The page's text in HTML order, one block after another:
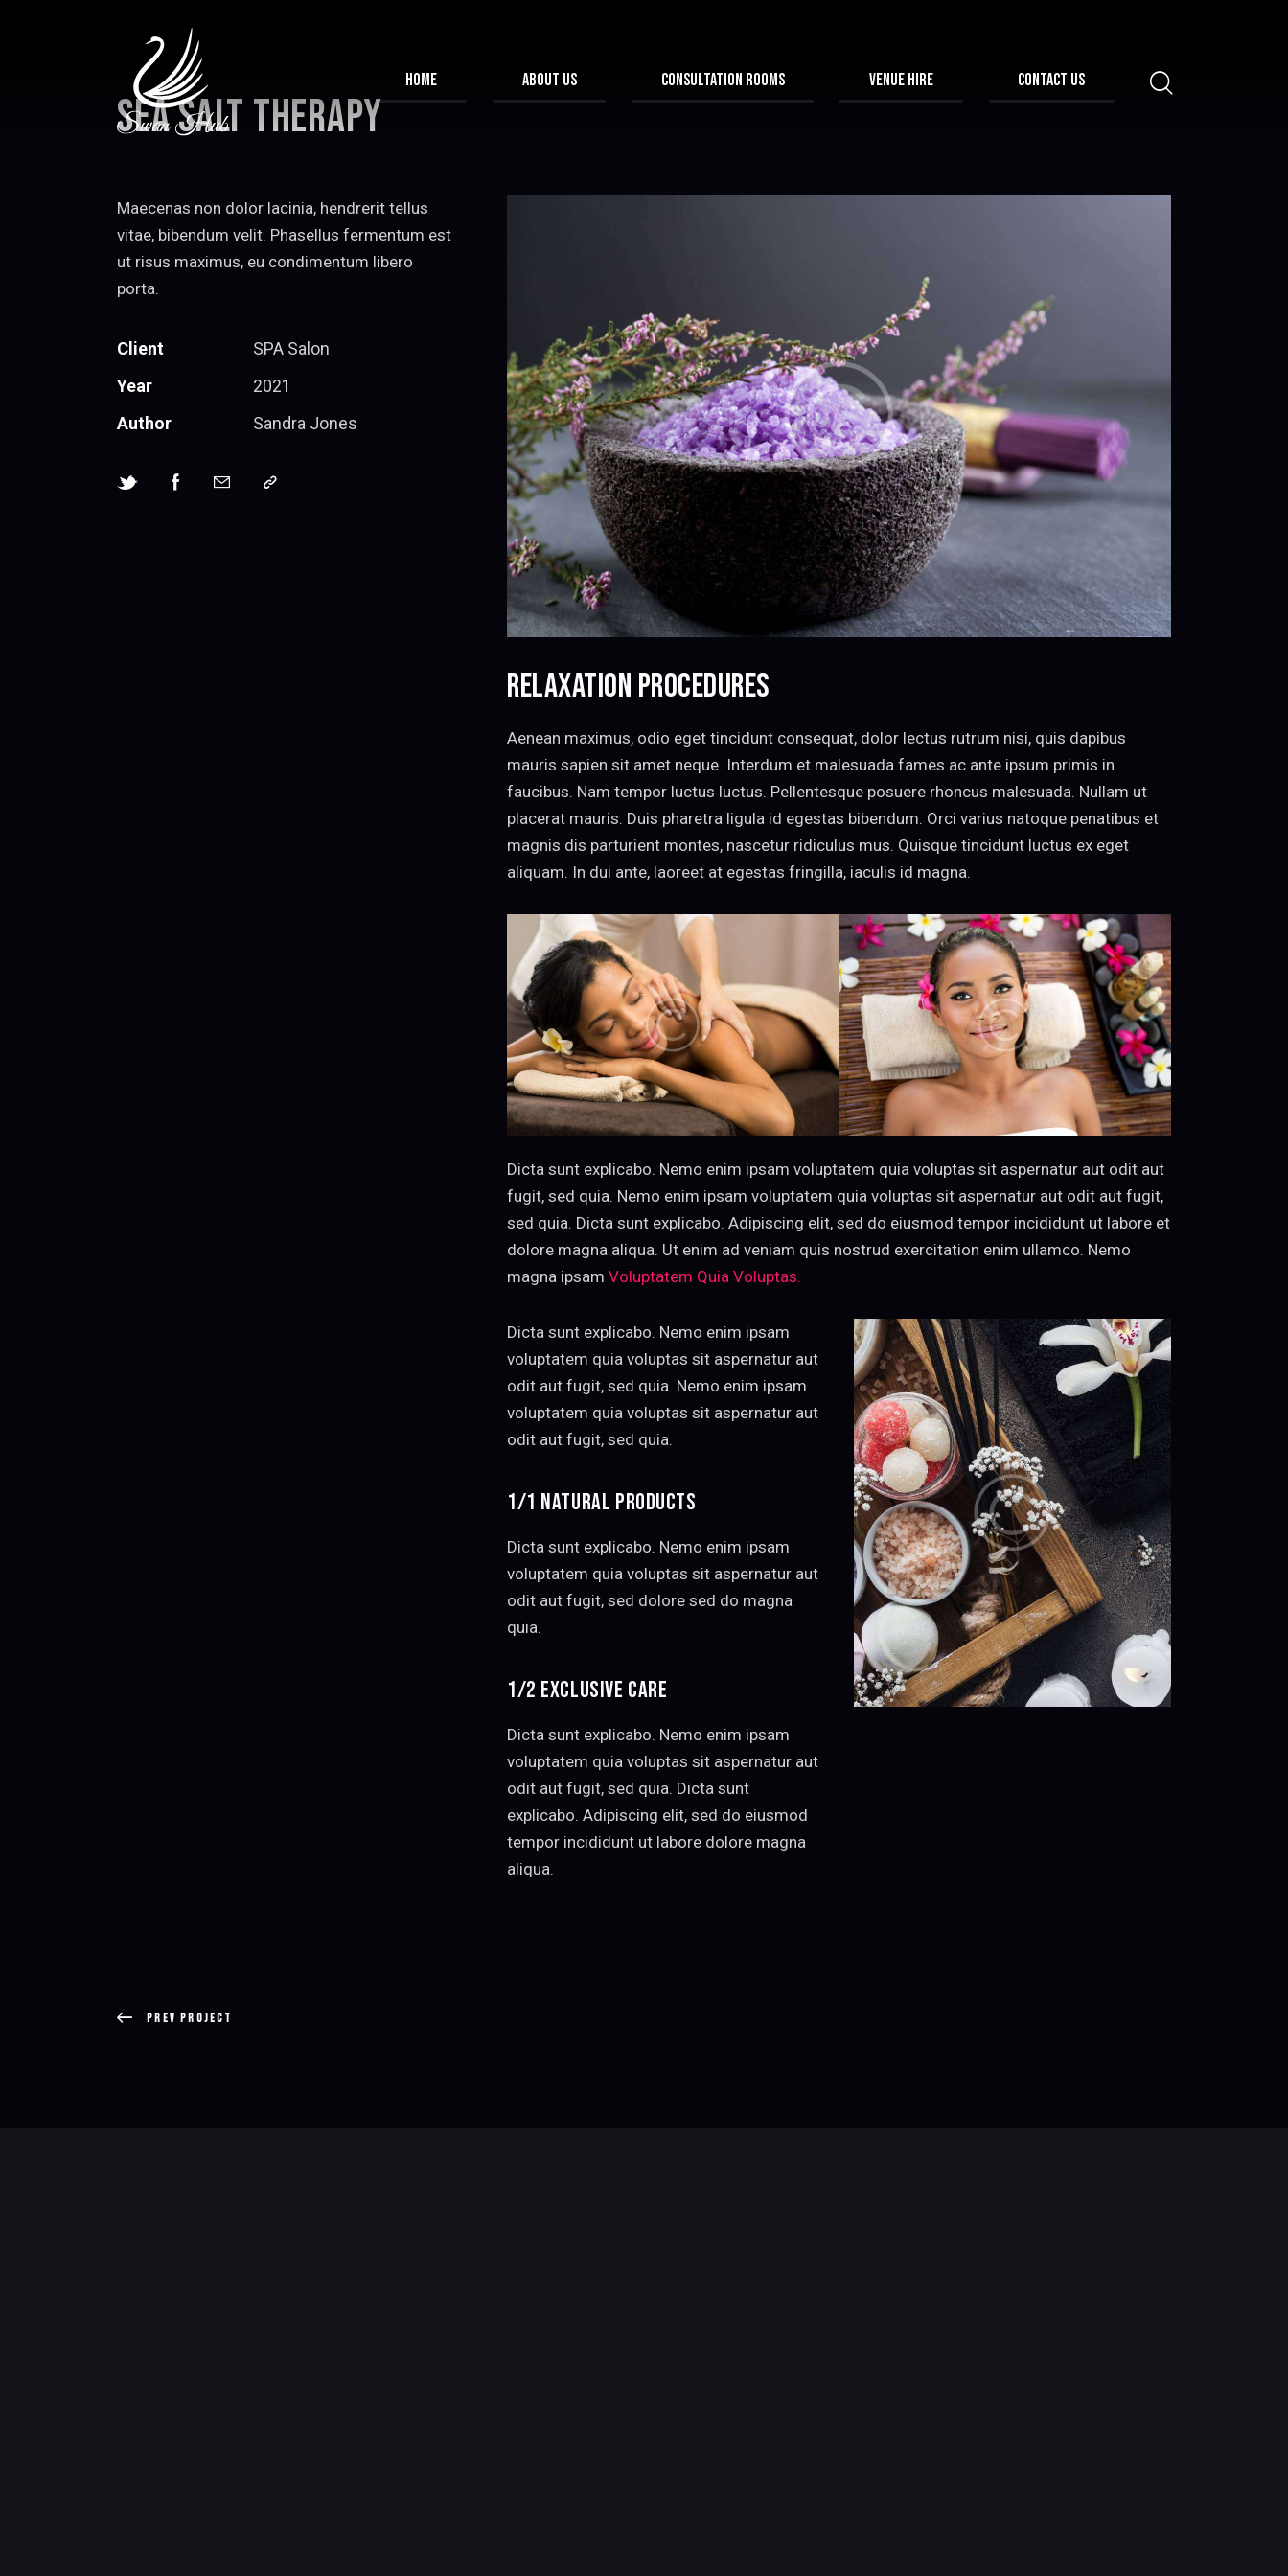
HOME ABOUT US CONSULTATION ROOMS VENUE HIRE CONTACT US
SEA SALT THERAPY
Maecenas non dolor lacinia, hendrerit tellus
vitae, bibendum velit. Phasellus fermentum est
ut risus maximus, eu condimentum libero
porta.
Client
SPA Salon
Year
2021
Author
Sandra Jones
RELAXATION PROCEDURES
Aenean maximus, odio eget tincidunt consequat, dolor lectus rutrum nisi, quis dapibus
mauris sapien sit amet neque. Interdum et malesuada fames ac ante ipsum primis in
faucibus. Nam tempor luctus luctus. Pellentesque posuere rhoncus malesuada. Nullam ut
placerat mauris. Duis pharetra ligula id egestas bibendum. Orci varius natoque penatibus et
magnis dis parturient montes, nascetur ridiculus mus. Quisque tincidunt luctus ex eget
aliquam. In dui ante, laoreet at egestas fringilla, iaculis id magna.
Dicta sunt explicabo. Nemo enim ipsam voluptatem quia voluptas sit aspernatur aut odit aut
fugit, sed quia. Nemo enim ipsam voluptatem quia voluptas sit aspernatur aut odit aut fugit,
sed quia. Dicta sunt explicabo. Adipiscing elit, sed do eiusmod tempor incididunt ut labore et
dolore magna aliqua. Ut enim ad veniam quis nostrud exercitation enim ullamco. Nemo
magna ipsam Voluptatem Quia Voluptas.
Dicta sunt explicabo. Nemo enim ipsam
voluptatem quia voluptas sit aspernatur aut
odit aut fugit, sed quia. Nemo enim ipsam
voluptatem quia voluptas sit aspernatur aut
odit aut fugit, sed quia.
1/1 NATURAL PRODUCTS
Dicta sunt explicabo. Nemo enim ipsam
voluptatem quia voluptas sit aspernatur aut
odit aut fugit, sed dolore sed do magna
quia.
1/2 EXCLUSIVE CARE
Dicta sunt explicabo. Nemo enim ipsam
voluptatem quia voluptas sit aspernatur aut
odit aut fugit, sed quia. Dicta sunt
explicabo. Adipiscing elit, sed do eiusmod
tempor incididunt ut labore dolore magna
aliqua.
PREV PROJECT